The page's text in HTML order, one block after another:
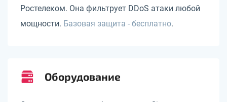
Ростелеком. Она фильтрует DDoS атаки любой
мощности. Базовая защита - бесплатно.
Оборудование